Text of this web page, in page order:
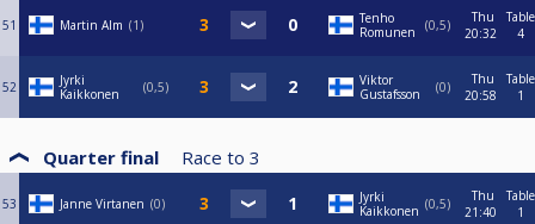
51 Martin Alm 1
Tenho
Romunen
0,5
Thu
20:32
Table
4
52
Jyrki
Kaikkonen
0,5
Viktor
Gustafsson
0
Thu
20:58
Table
1
Quarter final Race to 3
53 Janne Virtanen 0
Jyrki
Kaikkonen
0,5
Thu
21:40
Table
1